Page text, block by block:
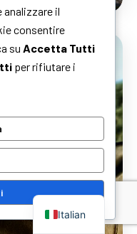
il
consentire
su Accetta Tutti
per rifiutare i
Italian